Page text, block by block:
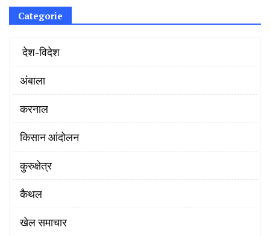
Categorie
‌ देश-विदेश
अंबाला
करनाल
किसान आंदोलन
कुरुक्षेत्र
कैथल
खेल समाचार